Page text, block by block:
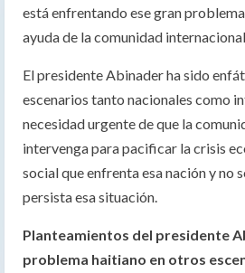
está enfrentando ese gran
ayuda de la comunidad
El presidente Abinader ha sido
escenarios tanto nacionales como
necesidad urgente de que la
intervenga para pacificar la crisis
social que enfrenta esa nación y no
persista esa situación.
Planteamientos del presidente
problema haitiano en otros